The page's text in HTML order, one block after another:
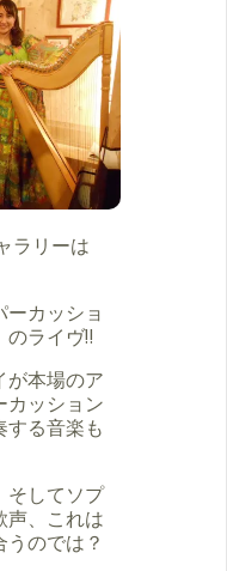
ラリーは
カッショ
のライヴ‼️
が本場のア
カッション
する音楽も
そしてソプ
声、これは
のでは？